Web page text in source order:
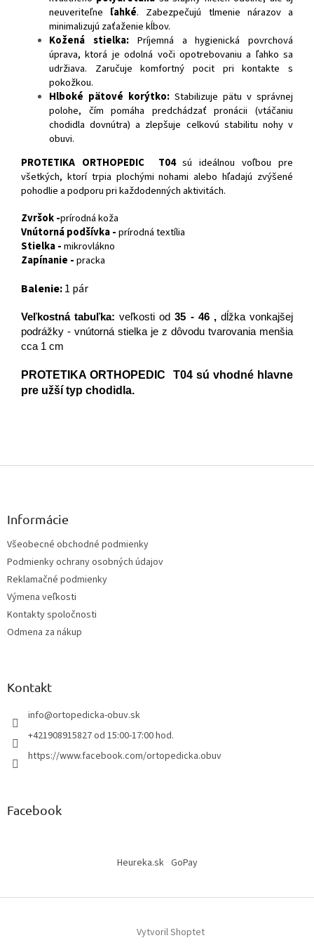
neuveriteľne ľahké. Zabezpečujú tlmenie nárazov a
minimalizujú zaťaženie kĺbov.
Kožená stielka:Príjemná a hygienická povrchová
úprava, ktorá je odolná voči opotrebovaniu a ľahko sa
udržiava. Zaručuje komfortný pocit pri kontakte s
pokožkou.
Hlboké pätové korýtko: Stabilizuje pätu v správnej
polohe, čím pomáha predchádzať pronácii (vtáčaniu
chodidla dovnútra) a zlepšuje celkovú stabilitu nohy v
obuvi.
PROTETIKA ORTHOPEDIC T04sú ideálnou voľbou pre
všetkých, ktorí trpia plochými nohami alebo hľadajú zvýšené
pohodlie a podporu pri každodenných aktivitách.
Zvršok -prírodná koža
Vnútorná podšívka -prírodná textília
Stielka -mikrovlákno
Zapínanie -pracka
Balenie:1 pár
Veľkostná tabuľka:veľkosti od 35 - 46 , dĺžka vonkajšej
podrážky - vnútorná stielka je z dôvodu tvarovania menšia
cca 1 cm
PROTETIKA ORTHOPEDIC T04 sú vhodné hlavne
pre užší typ chodidla.
Z
Informácie
Všeobecné obchodné podmienky
Podmienky ochrany osobných údajov
Reklamačné podmienky
Výmena veľkosti
Kontakty spoločnosti
Odmena za nákup
Kontakt
info@ortopedicka-obuv.sk
+421908915827 od 15:00-17:00 hod.
https://www.facebook.com/ortopedicka.obuv
Facebook
Heureka.sk GoPay
Vytvoril Shoptet